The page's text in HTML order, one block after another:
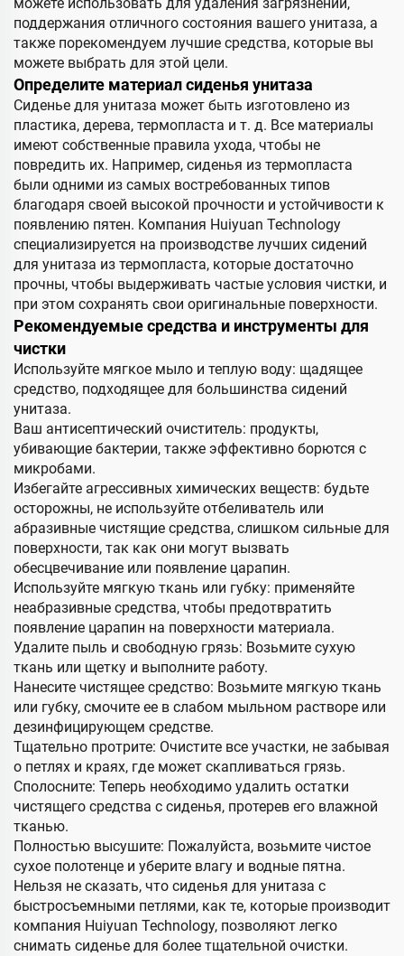
поддержания отличного состояния вашего унитаза, а
также порекомендуем лучшие средства, которые вы
можете выбрать для этой цели.
Определите материал сиденья унитаза
Сиденье для унитаза может быть изготовлено из
пластика, дерева, термопласта и т. д. Все материалы
имеют собственные правила ухода, чтобы не
повредить их. Например, сиденья из термопласта
были одними из самых востребованных типов
благодаря своей высокой прочности и устойчивости к
появлению пятен. Компания Huiyuan Technology
специализируется на производстве лучших сидений
для унитаза из термопласта, которые достаточно
прочны, чтобы выдерживать частые условия чистки, и
при этом сохранять свои оригинальные поверхности.
Рекомендуемые средства и инструменты для
чистки
Используйте мягкое мыло и теплую воду: щадящее
средство, подходящее для большинства сидений
унитаза.
Ваш антисептический очиститель: продукты,
убивающие бактерии, также эффективно борются с
микробами.
Избегайте агрессивных химических веществ: будьте
осторожны, не используйте отбеливатель или
абразивные чистящие средства, слишком сильные для
поверхности, так как они могут вызвать
обесцвечивание или появление царапин.
Используйте мягкую ткань или губку: применяйте
неабразивные средства, чтобы предотвратить
появление царапин на поверхности материала.
Удалите пыль и свободную грязь: Возьмите сухую
ткань или щетку и выполните работу.
Нанесите чистящее средство: Возьмите мягкую ткань
или губку, смочите ее в слабом мыльном растворе или
дезинфицирующем средстве.
Тщательно протрите: Очистите все участки, не забывая
о петлях и краях, где может скапливаться грязь.
Сполосните: Теперь необходимо удалить остатки
чистящего средства с сиденья, протерев его влажной
тканью.
Полностью высушите: Пожалуйста, возьмите чистое
сухое полотенце и уберите влагу и водные пятна.
Нельзя не сказать, что сиденья для унитаза с
быстросъемными петлями, как те, которые производит
компания Huiyuan Technology, позволяют легко
снимать сиденье для более тщательной очистки.